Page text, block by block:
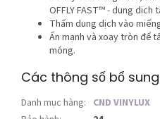
OFFLY FAST™ - dung
Thấm dung dịch vào
Ấn mạnh và xoay tròn để
móng.
Các thông số bổ sung
Danh mục hàng: CND VINYLUX